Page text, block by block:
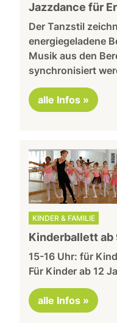
Jazzdance für
Der Tanzstil
energiegeladene
Musik aus den
synchronisiert
alle Infos »
KINDER & FAMILIE
Kinderballett ab
15-16 Uhr: für
Für Kinder ab 12
alle Infos »